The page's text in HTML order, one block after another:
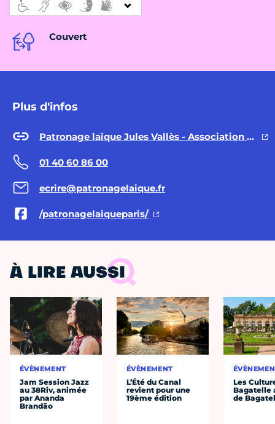
Couvert
Plus d'infos
Patronage laïque Jules Vallès - Association Actisce
01 40 60 86 00
ecrire@patronagelaique.fr
/patronagelaiqueparis/
À LIRE AUSSI
ÉVÈNEMENT
Jam Session Jazz
au 38Riv, animée
par Ananda
Brandão
ÉVÈNEMENT
L’Été du Canal
revient pour une
19ème édition
Les
Bagatelle
de